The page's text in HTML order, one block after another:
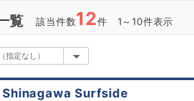
覧 該当件数12件 1～10件表示
Shinagawa Surfside